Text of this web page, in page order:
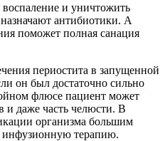
и уничтожить
антибиотики. А
поможет полная санация
периостита в запущенной
он был достаточно сильно
флюсе пациент может
и даже часть челюсти. В
организма большим
инфузионную терапию.